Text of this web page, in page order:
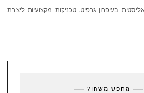
בעיפרון גרפיט. טכניקות מקצועיות ליצירת
מחפש משהו?